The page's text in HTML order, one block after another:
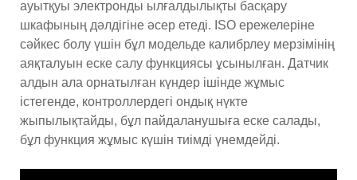
ауытқуы электронды ылғалдылықты басқару
шкафының дәлдігіне әсер етеді. ISO ережелеріне
сәйкес болу үшін бұл модельде калибрлеу мерзімінің
аяқталуын еске салу функциясы ұсынылған. Датчик
алдын ала орнатылған күндер ішінде жұмыс
істегенде, контроллердегі ондық нүкте
жыпылықтайды, бұл пайдаланушыға еске салады,
бұл функция жұмыс күшін тиімді үнемдейді.